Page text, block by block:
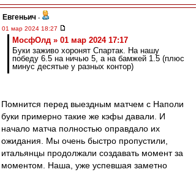
Евгеньич -
01 мар 2024 18:27
МосфОлд » 01 мар 2024 17:17
Буки заживо хоронят Спартак. На нашу
победу 6.5 на ничью 5, а на бамжей 1.5 (плюс
минус десятые у разных контор)
Помнится перед выездным матчем с Наполи
буки примерно такие же кэфы давали. И
начало матча полностью оправдало их
ожидания. Мы очень быстро пропустили,
итальянцы продолжали создавать момент за
моментом. Наша, уже успевшая заметно